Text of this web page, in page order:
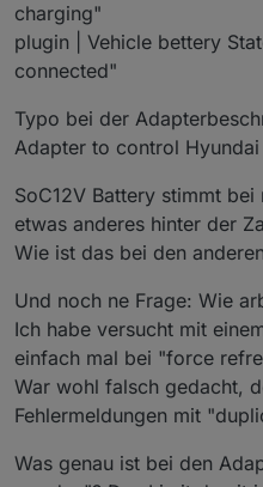
charging"
plugin | Vehicle bettery
connected"
Typo bei der
Adapter to control
SoC12V Battery stimmt
etwas anderes hinter der
Wie ist das bei den
Und noch ne Frage: Wie
Ich habe versucht mit
einfach mal bei "force
War wohl falsch gedacht,
Fehlermeldungen mit
Was genau ist bei den